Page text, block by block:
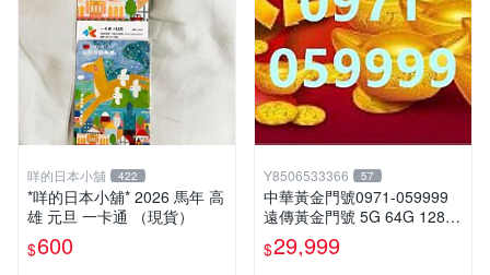
咩的日本小舖 422
*咩的日本小舖* 2026 馬年 高
雄 元旦 一卡通 （現貨）
$600
Y8506533366 57
中華黃金門號0971-059999
遠傳黃金門號 5G 64G 128G
256G 遠傳黃金門號8888 黃
金門號999 黃金門號9999 好
$29,999